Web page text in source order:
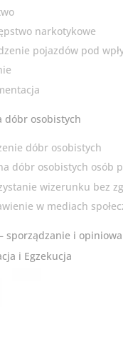
narkotykowe
pojazdów pod
dóbr osobistych
dóbr osobistych
dóbr osobistych osób
wizerunku bez
w mediach
sporządzanie i
i Egzekucja